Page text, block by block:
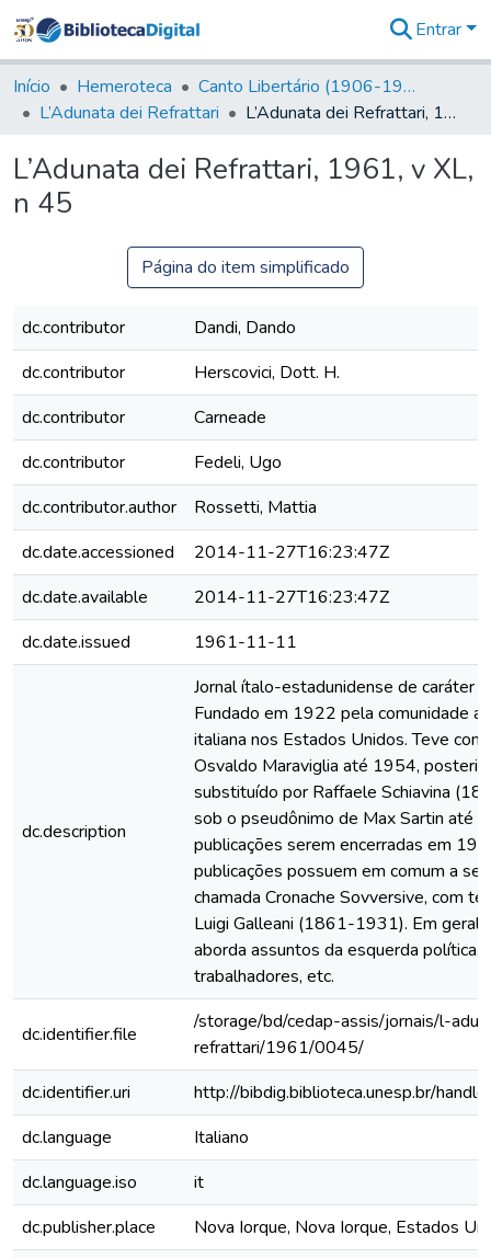
&
Coleções
Tudo na
Digital
Entrar
Início Hemeroteca
Canto Libertário (1906-1995)
L’Adunata dei Refrattari
L’Adunata dei Refrattari, 1961, v XL, n 45
L’Adunata dei Refrattari, 1961, v XL,
n 45
Página do item simplificado
dc.contributor
Dandi, Dando
dc.contributor
Herscovici, Dott. H.
dc.contributor
Carneade
dc.contributor
Fedeli, Ugo
dc.contributor.author
Rossetti, Mattia
dc.date.accessioned
2014-11-27T16:23:47Z
dc.date.available
2014-11-27T16:23:47Z
dc.date.issued
1961-11-11
dc.description
Jornal ítalo-estadunidense de caráter
Fundado em 1922 pela comunidade
italiana nos Estados Unidos. Teve
Osvaldo Maraviglia até 1954,
substituído por Raffaele Schiavina
sob o pseudônimo de Max Sartin até
publicações serem encerradas em
publicações possuem em comum a
chamada Cronache Sovversive, com
Luigi Galleani (1861-1931). Em geral,
aborda assuntos da esquerda política,
trabalhadores, etc.
dc.identifier.file
/storage/bd/cedap-assis/jornais/l-
refrattari/1961/0045/
dc.identifier.uri
http://bibdig.biblioteca.unesp.br/
dc.language
Italiano
dc.language.iso
it
dc.publisher.place
Nova Iorque, Nova Iorque, Estados